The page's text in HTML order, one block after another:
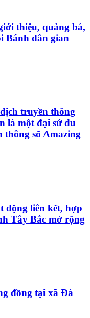
thiệu, quảng bá,
Bánh dân gian
truyền thông
là một đại sứ du
thông số Amazing
động liên kết, hợp
Tây Bắc mở rộng
đồng tại xã Đà